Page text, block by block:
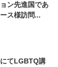
ン先進国であ
ス様訪問...
てLGBTQ講